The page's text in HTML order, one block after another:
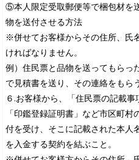
⑤本人限定受取郵便等で梱包材を
物を送付させる方法
※併せてお客様からその住所、氏
ければなりません。
例）住民票と品物を送ってもらっ
で見積書を送り、その連絡をもらう
６.お客様から、「住民票の記載事
「印鑑登録証明書」など市区町
付を受け、そこに記載された本人
を入金する契約を結ぶこと。